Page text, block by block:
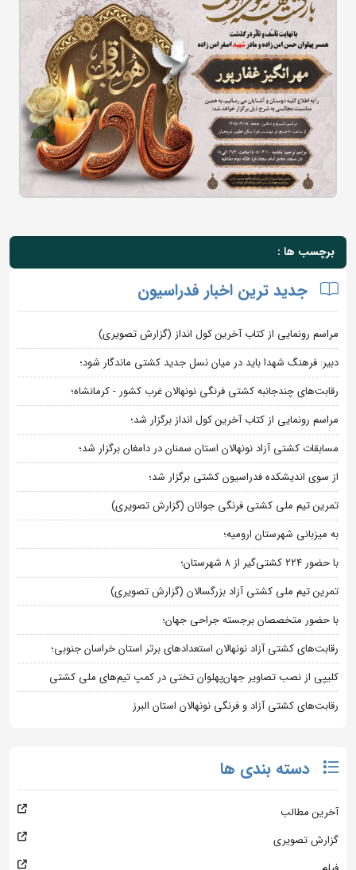
برچسب ها :
جدید ترین اخبار فدراسیون
مراسم رونمایی از کتاب آخرین کول انداز (گزارش تصویری)
دبیر: فرهنگ شهدا باید در میان نسل جدید کشتی ماندگار شود؛
رقابت‌های چندجانبه کشتی فرنگی نونهالان غرب کشور - کرمانشاه؛
مراسم رونمایی از کتاب آخرین کول انداز برگزار شد؛
مسابقات کشتی آزاد نونهالان استان سمنان در دامغان برگزار شد؛
از سوی اندیشکده فدراسیون کشتی برگزار شد؛
تمرین تیم ملی کشتی فرنگی جوانان (گزارش تصویری)
به میزبانی شهرستان ارومیه؛
با حضور ۲۲۴ کشتی‌گیر از ۸ شهرستان؛
تمرین تیم ملی کشتی آزاد بزرگسالان (گزارش تصویری)
با حضور متخصصان برجسته جراحی جهان؛
رقابت‌های کشتی آزاد نونهالان استعدادهای برتر استان خراسان جنوبی؛
کلیپی از نصب تصاویر جهان‌پهلوان تختی در کمپ تیم‌های ملی کشتی
رقابت‌های کشتی آزاد و فرنگی نونهالان استان البرز
دسته بندی ها
آخرین مطالب
گزارش تصویری